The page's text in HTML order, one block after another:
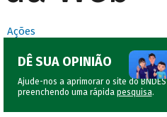
Ações
DÊ SUA OPINIÃO
Ajude-nos a aprimorar o site do BNDES
preenchendo uma rápida pesquisa.